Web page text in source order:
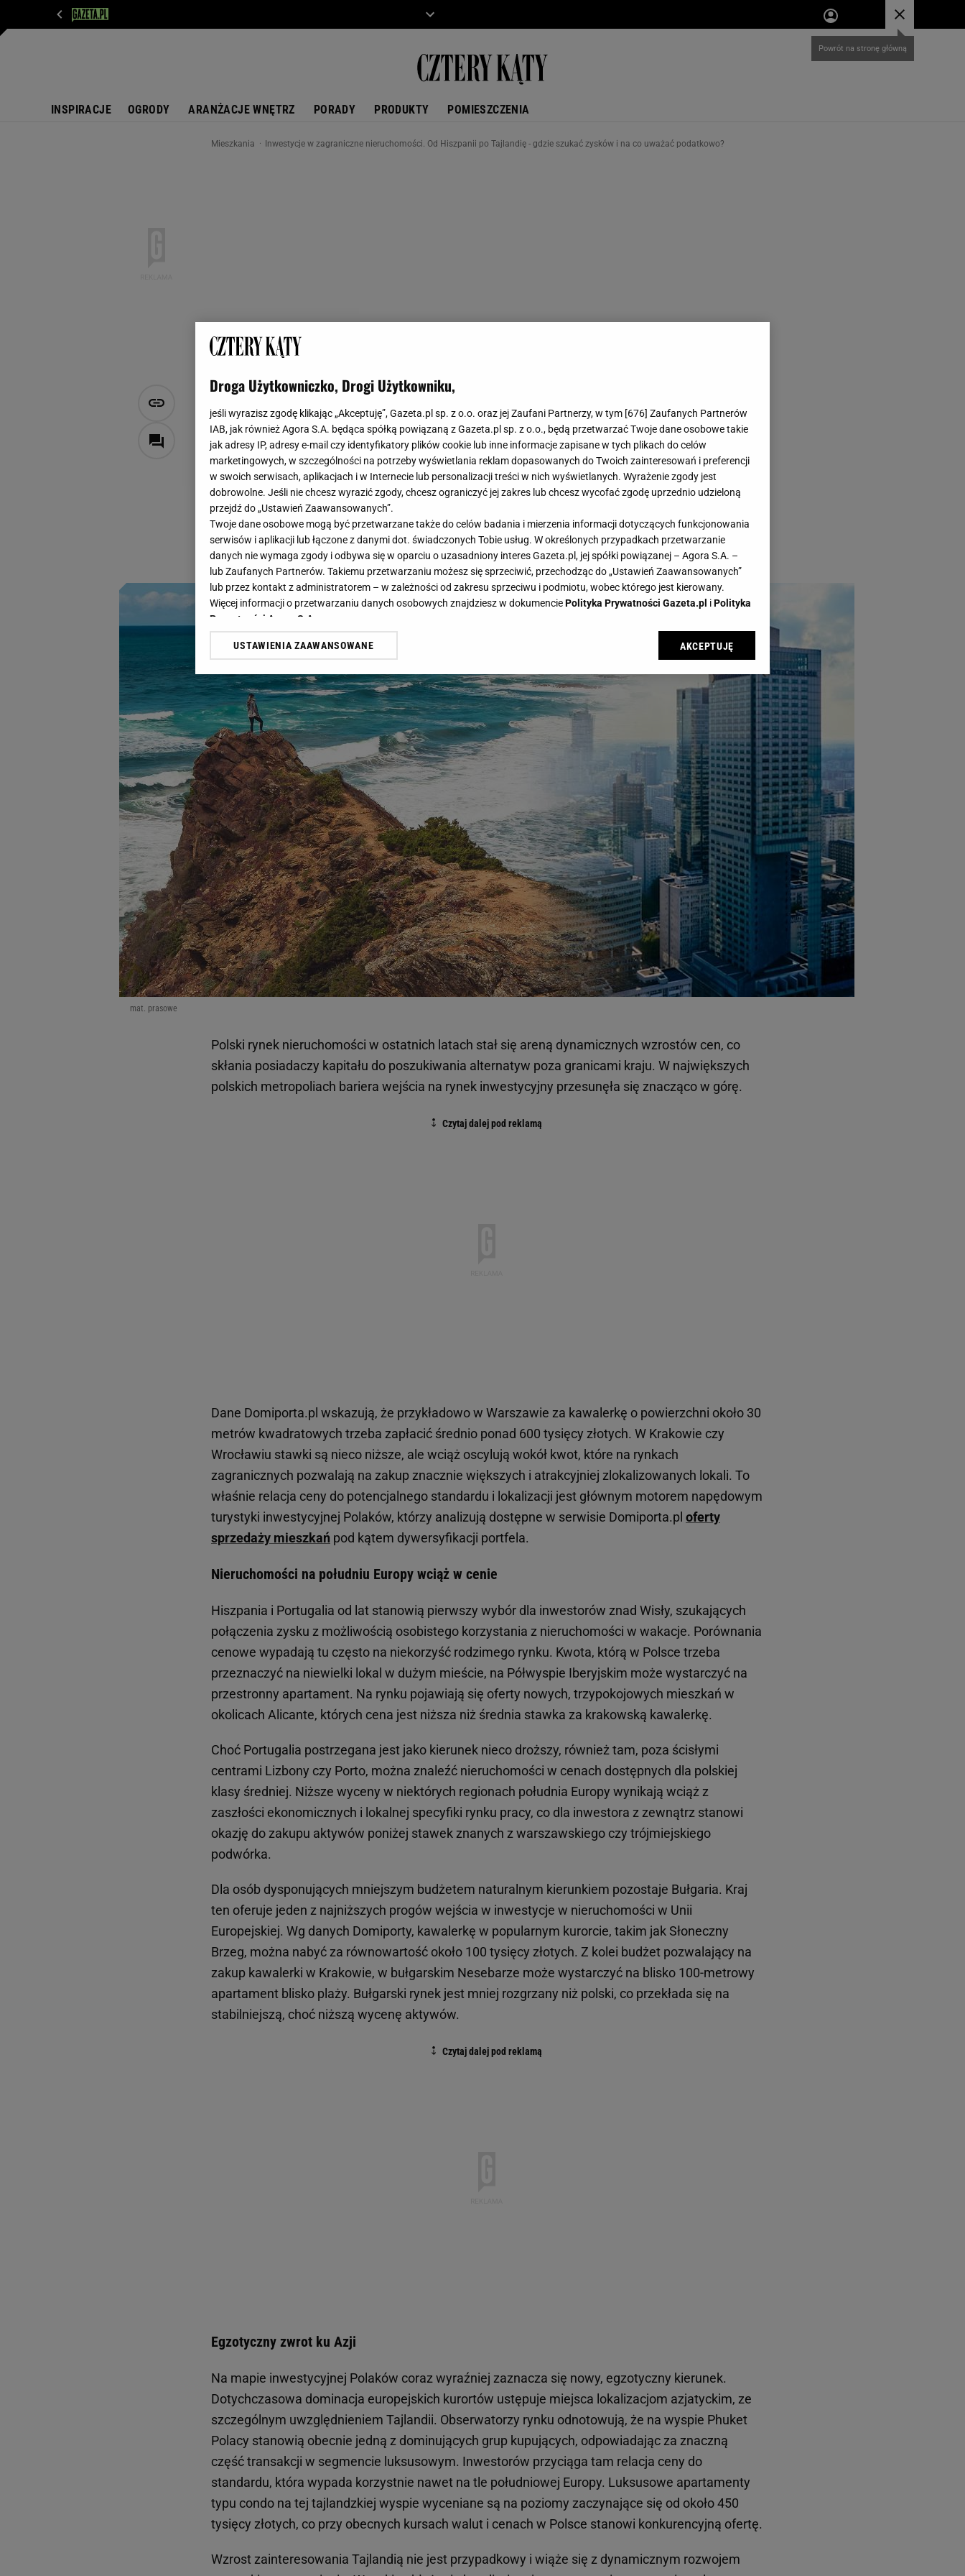
INSPIRACJE OGRODY ARANŻACJE WNĘTRZ PORADY PRODUKTY POMIESZCZENIA
Mieszkania Inwestycje w zagraniczne nieruchomości. Od Hiszpanii po Tajlandię - gdzie szukać zysków i na co uważać podatkowo?
Inwestycje w zagraniczne nieruchomości. Od Hiszpanii po
Tajlandię - gdzie szukać zysków i na co uważać podatkowo?
MATERIAŁ PROMOCYJNY
6 lutego 2026, 10:34
Rosnące ceny mieszkań nad Wisłą sprawiają, że polski kapitał coraz odważniej wypływa za
granicę. Inwestorzy, którzy dotychczas szukali okazji w Hiszpanii czy Bułgarii, teraz spoglądają
w stronę Azji.
mat. prasowe
Polski rynek nieruchomości w ostatnich latach stał się areną dynamicznych wzrostów cen, co
skłania posiadaczy kapitału do poszukiwania alternatyw poza granicami kraju. W największych
polskich metropoliach bariera wejścia na rynek inwestycyjny przesunęła się znacząco w górę.
Dane Domiporta.pl wskazują, że przykładowo w Warszawie za kawalerkę o powierzchni około 30
metrów kwadratowych trzeba zapłacić średnio ponad 600 tysięcy złotych. W Krakowie czy
Wrocławiu stawki są nieco niższe, ale wciąż oscylują wokół kwot, które na rynkach
zagranicznych pozwalają na zakup znacznie większych i atrakcyjniej zlokalizowanych lokali. To
właśnie relacja ceny do potencjalnego standardu i lokalizacji jest głównym motorem napędowym
turystyki inwestycyjnej Polaków, którzy analizują dostępne w serwisie Domiporta.pl oferty
sprzedaży mieszkań pod kątem dywersyfikacji portfela.
Nieruchomości na południu Europy wciąż w cenie
Hiszpania i Portugalia od lat stanowią pierwszy wybór dla inwestorów znad Wisły, szukających
połączenia zysku z możliwością osobistego korzystania z nieruchomości w wakacje. Porównania
cenowe wypadają tu często na niekorzyść rodzimego rynku. Kwota, którą w Polsce trzeba
przeznaczyć na niewielki lokal w dużym mieście, na Półwyspie Iberyjskim może wystarczyć na
przestronny apartament. Na rynku pojawiają się oferty nowych, trzypokojowych mieszkań w
okolicach Alicante, których cena jest niższa niż średnia stawka za krakowską kawalerkę.
Choć Portugalia postrzegana jest jako kierunek nieco droższy, również tam, poza ścisłymi
centrami Lizbony czy Porto, można znaleźć nieruchomości w cenach dostępnych dla polskiej
klasy średniej. Niższe wyceny w niektórych regionach południa Europy wynikają wciąż z
zaszłości ekonomicznych i lokalnej specyfiki rynku pracy, co dla inwestora z zewnątrz stanowi
okazję do zakupu aktywów poniżej stawek znanych z warszawskiego czy trójmiejskiego
podwórka.
Dla osób dysponujących mniejszym budżetem naturalnym kierunkiem pozostaje Bułgaria. Kraj
ten oferuje jeden z najniższych progów wejścia w inwestycje w nieruchomości w Unii
Europejskiej. Wg danych Domiporty, kawalerkę w popularnym kurorcie, takim jak Słoneczny
Brzeg, można nabyć za równowartość około 100 tysięcy złotych. Z kolei budżet pozwalający na
zakup kawalerki w Krakowie, w bułgarskim Nesebarze może wystarczyć na blisko 100-metrowy
apartament blisko plaży. Bułgarski rynek jest mniej rozgrzany niż polski, co przekłada się na
stabilniejszą, choć niższą wycenę aktywów.
Egzotyczny zwrot ku Azji
Na mapie inwestycyjnej Polaków coraz wyraźniej zaznacza się nowy, egzotyczny kierunek.
Dotychczasowa dominacja europejskich kurortów ustępuje miejsca lokalizacjom azjatyckim, ze
szczególnym uwzględnieniem Tajlandii. Obserwatorzy rynku odnotowują, że na wyspie Phuket
Polacy stanowią obecnie jedną z dominujących grup kupujących, odpowiadając za znaczną
część transakcji w segmencie luksusowym. Inwestorów przyciąga tam relacja ceny do
standardu, która wypada korzystnie nawet na tle południowej Europy. Luksusowe apartamenty
typu condo na tej tajlandzkiej wyspie wyceniane są na poziomy zaczynające się od około 450
tysięcy złotych, co przy obecnych kursach walut i cenach w Polsce stanowi konkurencyjną ofertę.
Wzrost zainteresowania Tajlandią nie jest przypadkowy i wiąże się z dynamicznym rozwojem
Droga Użytkowniczko, Drogi Użytkowniku,
jeśli wyrazisz zgodę klikając „Akceptuję”, Gazeta.pl sp. z o.o. oraz jej Zaufani Partnerzy, w tym [676] Zaufanych Partnerów
IAB, jak również Agora S.A. będąca spółką powiązaną z Gazeta.pl sp. z o.o., będą przetwarzać Twoje dane osobowe takie
jak adresy IP, adresy e-mail czy identyfikatory plików cookie lub inne informacje zapisane w tych plikach do celów
marketingowych, w szczególności na potrzeby wyświetlania reklam dopasowanych do Twoich zainteresowań i preferencji
w swoich serwisach, aplikacjach i w Internecie lub personalizacji treści w nich wyświetlanych. Wyrażenie zgody jest
dobrowolne. Jeśli nie chcesz wyrazić zgody, chcesz ograniczyć jej zakres lub chcesz wycofać zgodę uprzednio udzieloną
przejdź do „Ustawień Zaawansowanych”.
Twoje dane osobowe mogą być przetwarzane także do celów badania i mierzenia informacji dotyczących funkcjonowania
serwisów i aplikacji lub łączone z danymi dot. świadczonych Tobie usług. W określonych przypadkach przetwarzanie
danych nie wymaga zgody i odbywa się w oparciu o uzasadniony interes Gazeta.pl, jej spółki powiązanej – Agora S.A. –
lub Zaufanych Partnerów. Takiemu przetwarzaniu możesz się sprzeciwić, przechodząc do „Ustawień Zaawansowanych”
lub przez kontakt z administratorem – w zależności od zakresu sprzeciwu i podmiotu, wobec którego jest kierowany.
Więcej informacji o przetwarzaniu danych osobowych znajdziesz w dokumenciePolityka Prywatności Gazeta.pl iPolityka
Prywatności Agora S.A.
Klikając „Akceptuję” wyrażasz też zgodę na zainstalowanie i przechowywanie plików cookie Gazeta.pl sp. z o.o., jej
dotyczące plików cookie, wywołując narzędzie do zarządzania twoimi preferencjami dot. przetwarzania danych poprzez
odnośnik „Ustawienia prywatności ” w stopce serwisu i przechodząc do „Ustawień Zaawansowanych”. Zmiana ustawień
plików cookie możliwa jest także za pomocą ustawień przeglądarki.
My, nasi Zaufani Partnerzy i Agora S.A. możemy przetwarzać dane osobowe w następujących celach:
Użycie dokładnych danych geolokalizacyjnych. Aktywne skanowanie charakterystyki urządzenia do celów identyfikacji.
Przechowywanie informacji na urządzeniu lub dostęp do nich. Spersonalizowane reklamy i treści, pomiar reklam i treści,
badnie odbiorców i ulepszanie usług.
USTAWIENIA ZAAWANSOWANE AKCEPTUJĘ